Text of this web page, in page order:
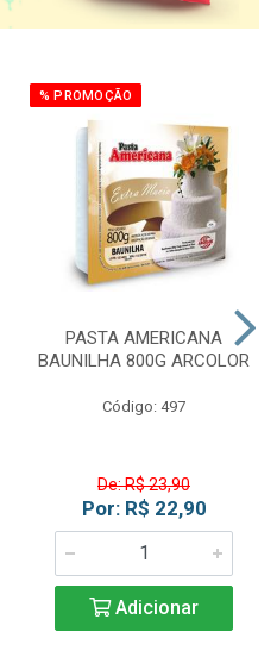
% PROMOÇÃO
PASTA AMERICANA
BAUNILHA 800G ARCOLOR
Código: 497
De: R$ 23,90
Por: R$ 22,90
Adicionar